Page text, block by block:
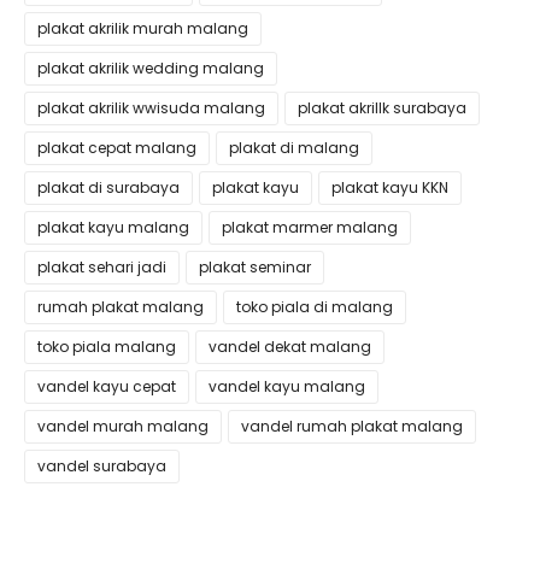
plakat akrilik murah malang
plakat akrilik wedding malang
plakat akrilik wwisuda malang
plakat akrillk surabaya
plakat cepat malang
plakat di malang
plakat di surabaya
plakat kayu
plakat kayu KKN
plakat kayu malang
plakat marmer malang
plakat sehari jadi
plakat seminar
rumah plakat malang
toko piala di malang
toko piala malang
vandel dekat malang
vandel kayu cepat
vandel kayu malang
vandel murah malang
vandel rumah plakat malang
vandel surabaya